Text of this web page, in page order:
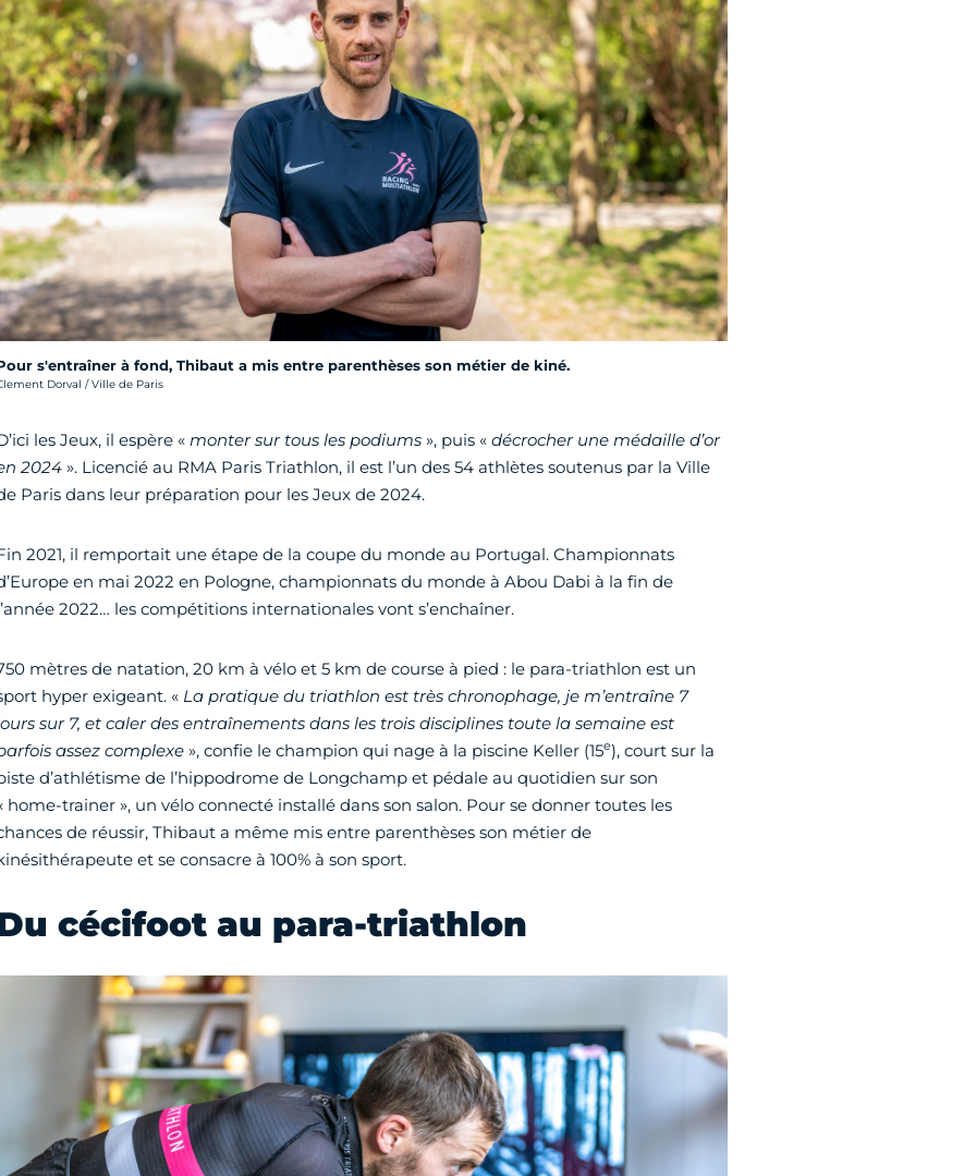
s'entraîner à fond, Thibaut a mis entre parenthèses son métier de kiné.
photo :
Dorval / Ville de Paris
les Jeux, il espère « monter sur tous les podiums», puis « décrocher une médaille d’or
2024». Licencié au RMA Paris Triathlon, il est l’un des 54 athlètes soutenus par la Ville
Paris dans leur préparation pour les Jeux de 2024.
2021, il remportait une étape de la coupe du monde au Portugal. Championnats
en mai 2022 en Pologne, championnats du monde à Abou Dabi à la fin de
2022… les compétitions internationales vont s’enchaîner.
mètres de natation, 20 km à vélo et 5 km de course à pied : le para-triathlon est un
hyper exigeant. « La pratique du triathlon est très chronophage, je m’entraîne 7
sur 7, et caler des entraînements dans les trois disciplines toute la semaine est
assez complexe», confie le champion qui nage à la piscine Keller (15e), court sur la
d’athlétisme de l’hippodrome de Longchamp et pédale au quotidien sur son
home-trainer », un vélo connecté installé dans son salon. Pour se donner toutes les
de réussir, Thibaut a même mis entre parenthèses son métier de
et se consacre à 100% à son sport.
cécifoot au para-triathlon